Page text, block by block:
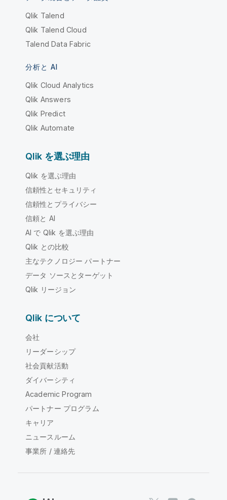
Qlik Talend
Qlik Talend Cloud
Talend Data Fabric
分析と AI
Qlik Cloud Analytics
Qlik Answers
Qlik Predict
Qlik Automate
Qlik を選ぶ理由
Qlik を選ぶ理由
信頼性とセキュリティ
信頼性とプライバシー
信頼と AI
AI で Qlik を選ぶ理由
Qlik との比較
主なテクノロジー パートナー
データ ソースとターゲット
Qlik リージョン
Qlik について
会社
リーダーシップ
社会貢献活動
ダイバーシティ
Academic Program
パートナー プログラム
キャリア
ニュースルーム
事業所 / 連絡先